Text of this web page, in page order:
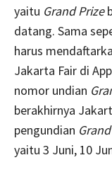
yaitu Grand Prize
datang. Sama
harus
Jakarta Fair di
nomor undian
berakhirnya
pengundian
yaitu 3 Juni, 10